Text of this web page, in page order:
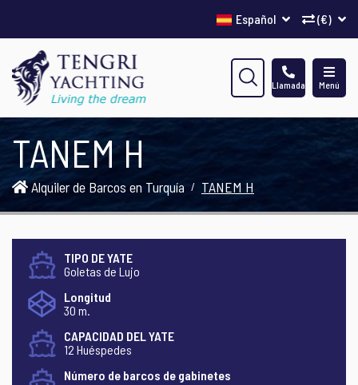
(€)
Español
Menú
Llamada
TANEM H
Alquiler de Barcos en Turquía TANEM H
TIPO DE YATE
Goletas de Lujo
Longitud
30 m.
CAPACIDAD DEL YATE
12 Huéspedes
Número de barcos de gabinetes